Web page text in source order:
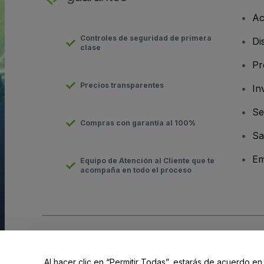
Controles de seguridad de primera
clase
Precios transparentes
Compras con garantía al 100%
Equipo de Atención al Cliente que te
acompaña en todo el proceso
Al hacer clic en “Permitir Todas”, estarás de acuerdo